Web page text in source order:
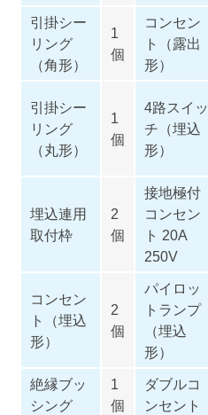
引掛シー
リング
（角形）
1
個
コンセン
ト（露出
形）
引掛シー
リング
（丸形）
1
個
4路スイッ
チ（埋込
形）
埋込連用
取付枠
2
個
接地極付
コンセン
ト 20A
250V
コンセン
ト（埋込
形）
2
個
パイロッ
トランプ
（埋込
形）
絶縁ブッ
シング
1
個
ダブルコ
ンセント